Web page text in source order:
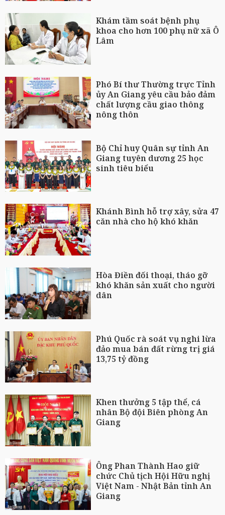
Khám tầm soát bệnh phụ
khoa cho hơn 100 phụ nữ xã Ô
Lâm
Phó Bí thư Thường trực Tỉnh
ủy An Giang yêu cầu bảo đảm
chất lượng cầu giao thông
nông thôn
Bộ Chỉ huy Quân sự tỉnh An
Giang tuyên dương 25 học
sinh tiêu biểu
Khánh Bình hỗ trợ xây, sửa 47
căn nhà cho hộ khó khăn
Hòa Điền đối thoại, tháo gỡ
khó khăn sản xuất cho người
dân
Phú Quốc rà soát vụ nghi lừa
đảo mua bán đất rừng trị giá
13,75 tỷ đồng
Khen thưởng 5 tập thể, cá
nhân Bộ đội Biên phòng An
Giang
Ông Phan Thành Hao giữ
chức Chủ tịch Hội Hữu nghị
Việt Nam - Nhật Bản tỉnh An
Giang